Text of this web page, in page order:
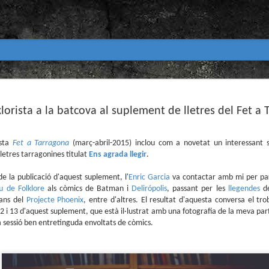
a la batcova al suplement de lletres del Fet a
Fet a Tarragona (març-abril-2015) inclou com a novetat un interessant
tarragonines titulat Ens agrada llegir.
la publicació d'aquest suplement, l'Enric Garcia va contactar amb mi per
de Folkloreals còmics de Batman i Delirópolis, passant per les llegendes
del Projecte Phoenix, entre d'altres. El resultat d'aquesta conversa el
i 13 d'aquest suplement, que està il·lustrat amb una fotografia de la meva
sessió ben entretinguda envoltats de còmics.
31
primavera 2026
Biblioteca Pública de Tarragona i ho fem amb aquest
Abril
En vela / En blanc
Guió i dibuix d’Ana Penyas
Salamandra Graphic, 2025
un assaig gràfic tan necessari com inquietant: En vela /
és només un relat íntim sobre l’insomni, sinó una